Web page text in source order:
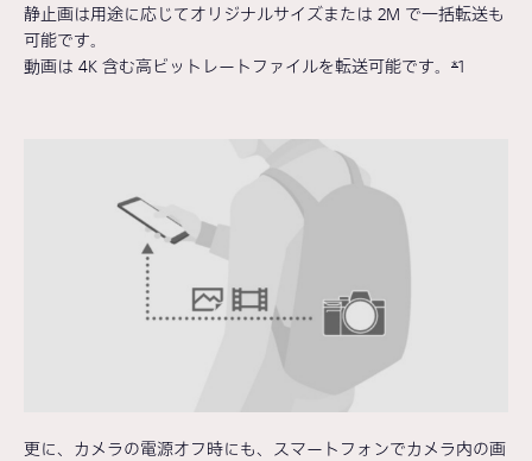
静止画は用途に応じてオリジナルサイズまたは 2M で一括転送も
可能です。
動画は 4K 含む高ビットレートファイルを転送可能です。 *1
更に、カメラの電源オフ時にも、スマートフォンでカメラ内の画